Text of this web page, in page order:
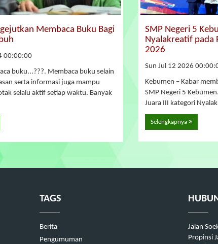
Membaca Buku Bagi
00:00:00
buku...???. Membaca buku selain
serta informasi juga mampu
selalu aktif setiap waktu. Banyak
SMP Negeri 5
Nyalakreatif pada
2026
Sun Jul 12 2026
Kebumen – Kabar
SMP Negeri 5
Juara III kategori
Selengkapnya
TAGS
Berita
Pengumuman
Jalan
Propinsi